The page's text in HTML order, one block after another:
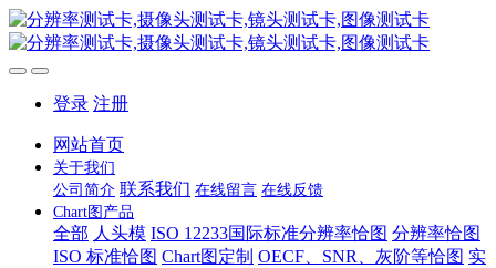
登录 注册
网站首页
关于我们
公司简介 联系我们 在线留言 在线反馈
Chart图产品
全部 人头模 ISO 12233国际标准分辨率恰图 分辨率恰图
ISO 标准恰图 Chart图定制 OECF、SNR、灰阶等恰图 实